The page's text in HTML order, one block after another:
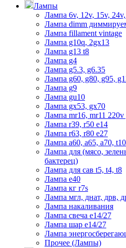
Лампы
Лампа 6v, 12v, 15v,
Лампа dimm
Лампа fillament vintage
Лампа g10q, 2gx13
Лампа g13 t8
Лампа g4
Лампа g5.3, g6.35
Лампа g60, g80, g95,
Лампа g9
Лампа gu10
Лампа gx53, gx70
Лампа mr16, mr11 220v
Лампа r39, r50 е14
Лампа r63, r80 е27
Лампа а60, а65, а70,
Лампа для (мясо,
бактерец)
Лампа для сав t5, t4, t8
Лампа е40
Лампа кг r7s
Лампа мгл, днат, дрв,
Лампа накаливания
Лампа свеча е14/27
Лампа шар е14/27
Лампа
Прочее (Лампы)